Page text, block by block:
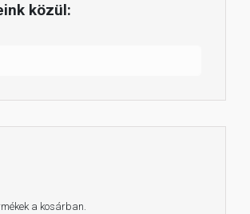
közül:
a kosárban.